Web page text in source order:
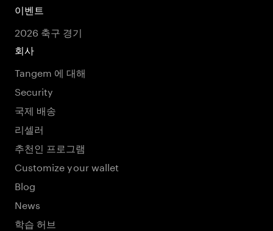
이벤트
2026 축구 경기
회사
Tangem 에 대해
Security
국제 배송
리셀러
추천인 프로그램
Customize your wallet
Blog
News
학습 허브